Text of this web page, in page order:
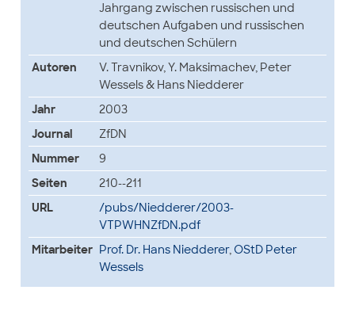
Jahrgang zwischen russischen und
deutschen Aufgaben und russischen
und deutschen Schülern
Autoren
V. Travnikov, Y. Maksimachev, Peter
Wessels & Hans Niedderer
Jahr
2003
Journal
ZfDN
Nummer
9
Seiten
210--211
URL
/pubs/Niedderer/2003-
VTPWHNZfDN.pdf
Mitarbeiter Prof. Dr. Hans Niedderer, OStD Peter
Wessels